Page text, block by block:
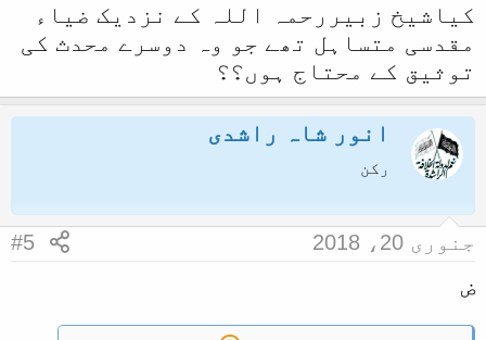
کیاشیخ زبیررحمہ اللہ کے نزدیک ضیاء
مقدسی متساہل تھے جو وہ دوسرے محدث کی
توثیق کے محتاج ہوں؟؟
انور شاہ راشدی
رکن
جنوری 20، 2018 #5
ض